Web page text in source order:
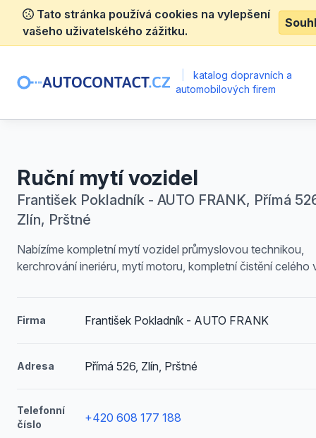
Tato stránka používá cookies na vylepšení
vašeho uživatelského zážitku.
katalog dopravních a
automobilových firem
Ruční mytí vozidel
František Pokladník - AUTO FRANK, Přímá
Zlín, Prštné
Nabízíme kompletní mytí vozidel průmyslovou technikou,
kerchrování ineriéru, mytí motoru, kompletní čistění celého
Firma František Pokladník - AUTO FRANK
Adresa Přímá 526, Zlín, Prštné
Telefonní
číslo
+420 608 177 188